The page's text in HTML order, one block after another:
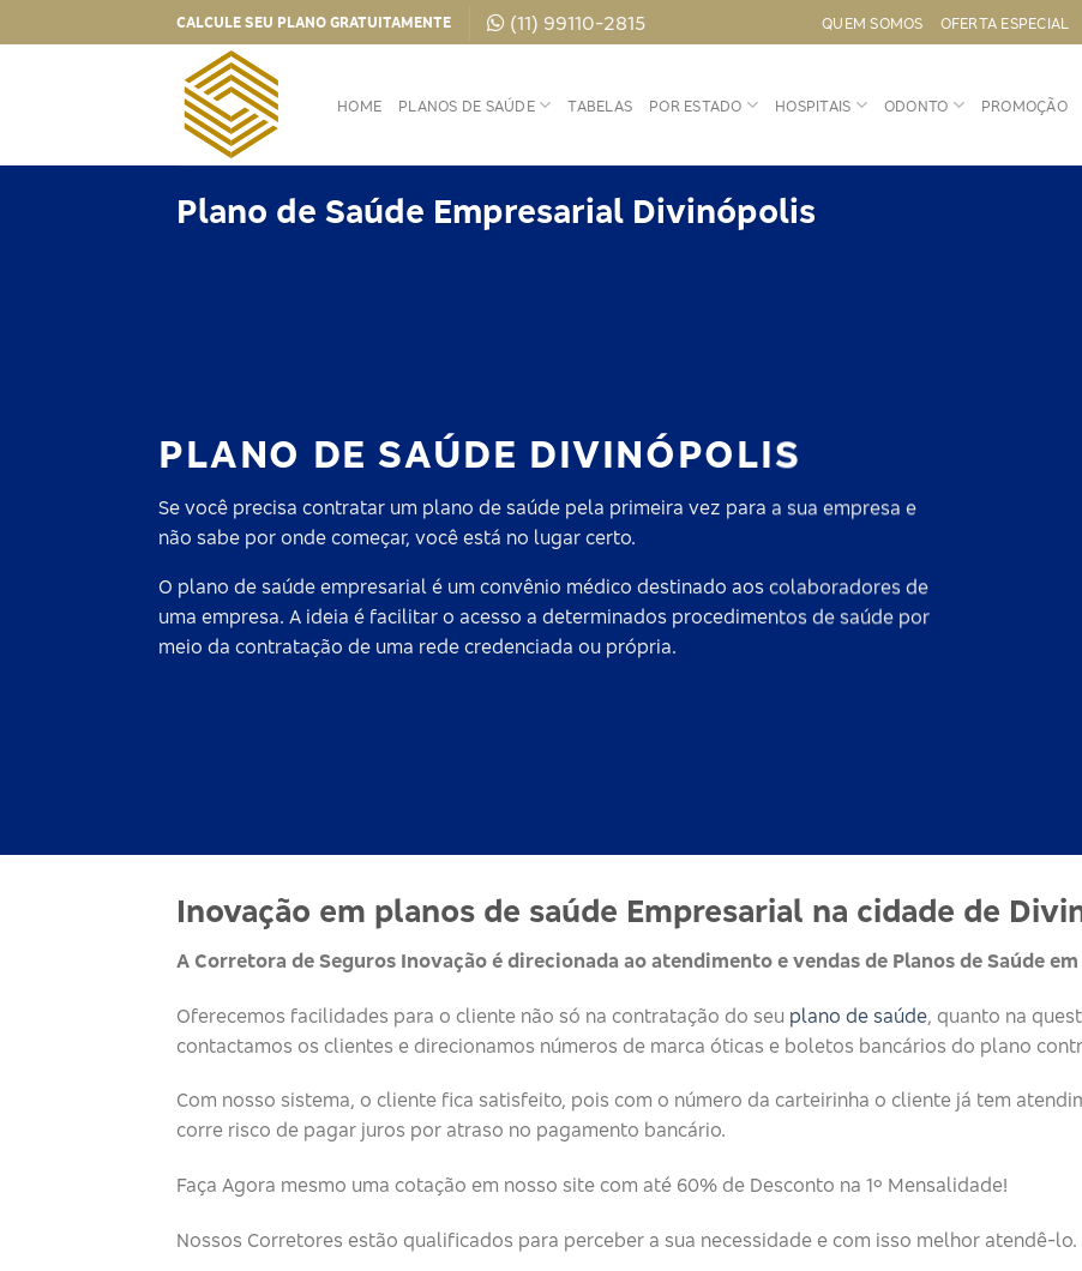
to
CALCULE SEU PLANO GRATUITAMENTE (11) 99110-2815 QUEM SOMOS OFERTA ESPECIAL
HOME PLANOS DE SAÚDE TABELAS POR ESTADO HOSPITAIS ODONTO PROMOÇÃO
Plano de Saúde Empresarial Divinópolis
PLANO DE SAÚDE DIVINÓPOLIS
Se você precisa contratar um plano de saúde pela primeira vez para a sua empresa e
não sabe por onde começar, você está no lugar certo.
O plano de saúde empresarial é um convênio médico destinado aos colaboradores de
uma empresa. A ideia é facilitar o acesso a determinados procedimentos de saúde por
meio da contratação de uma rede credenciada ou própria.
Inovação em planos de saúde Empresarial na cidade de
A Corretora de Seguros Inovação é direcionada ao atendimento e vendas de Planos de Saúde
Oferecemos facilidades para o cliente não só na contratação do seu plano de saúde, quanto na
contactamos os clientes e direcionamos números de marca óticas e boletos bancários do plano
Com nosso sistema, o cliente fica satisfeito, pois com o número da carteirinha o cliente já tem
corre risco de pagar juros por atraso no pagamento bancário.
Faça Agora mesmo uma cotação em nosso site com até 60% de Desconto na 1º Mensalidade!
Nossos Corretores estão qualificados para perceber a sua necessidade e com isso melhor atendê-lo.